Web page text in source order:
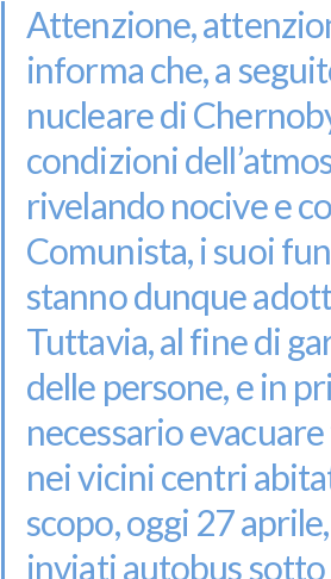
Attenzione,
informa che, a
nucleare di
condizioni
rivelando nocive e
Comunista, i suoi
stanno dunque
Tuttavia, al fine di
delle persone, e in
necessario
nei vicini centri
scopo, oggi 27
inviati autobus sotto